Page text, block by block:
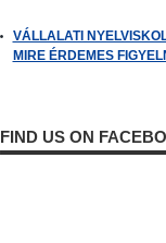
VÁLLALATI
MIRE ÉRDEMES
FIND US ON